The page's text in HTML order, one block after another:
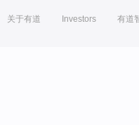
关于有道 Investors 有道